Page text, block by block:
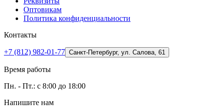
Оптовикам
Политика конфиденциальности
Контакты
+7 (812) 982-01-77 Санкт-Петербург, ул. Салова, 61
Время работы
Пн. - Пт.: с 8:00 до 18:00
Напишите нам